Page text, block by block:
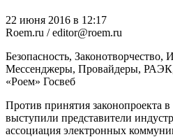
22 июня 2016 в 12:17
Roem.ru / editor@roem.ru
Безопасность, Законотворчество,
Мессенджеры, Провайдеры,
«Роем» Госвеб
Против принятия законопроекта
выступили представители
ассоциация электронных